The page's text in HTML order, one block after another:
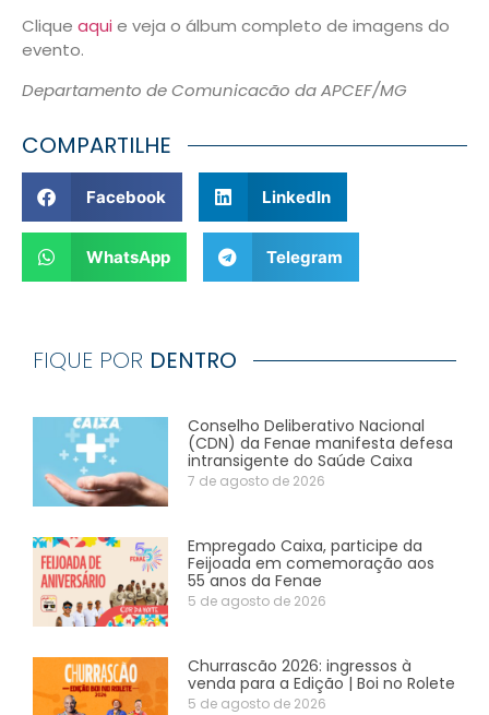
Clique aqui e veja o álbum completo de imagens do
evento.
Departamento de Comunicacão da APCEF/MG
COMPARTILHE
Facebook LinkedIn
WhatsApp Telegram
FIQUE POR DENTRO
Conselho Deliberativo Nacional
(CDN) da Fenae manifesta defesa
intransigente do Saúde Caixa
7 de agosto de 2026
Empregado Caixa, participe da
Feijoada em comemoração aos
55 anos da Fenae
5 de agosto de 2026
Churrascão 2026: ingressos à
venda para a Edição | Boi no Rolete
5 de agosto de 2026